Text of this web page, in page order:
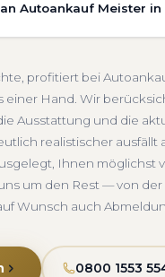
Zittau Unverbindlich
oder an einem
Autoankauf Meister
Wunsch den kompletten
für sich.
Komplettservice
profitiert bei
Hand. Wir
Ausstattung und die
realistischer ausfällt
Ihnen
um den Rest — von
Wunsch auch
0800 1553